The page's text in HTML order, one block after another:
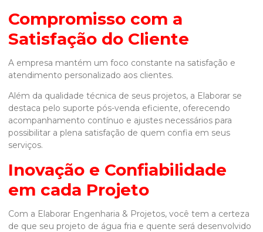
Compromisso com a
Satisfação do Cliente
A empresa mantém um foco constante na satisfação e
atendimento personalizado aos clientes.
Além da qualidade técnica de seus projetos, a Elaborar se
destaca pelo suporte pós-venda eficiente, oferecendo
acompanhamento contínuo e ajustes necessários para
possibilitar a plena satisfação de quem confia em seus
serviços.
Inovação e Confiabilidade
em cada Projeto
Com a Elaborar Engenharia & Projetos, você tem a certeza
de que seu projeto de água fria e quente será desenvolvido